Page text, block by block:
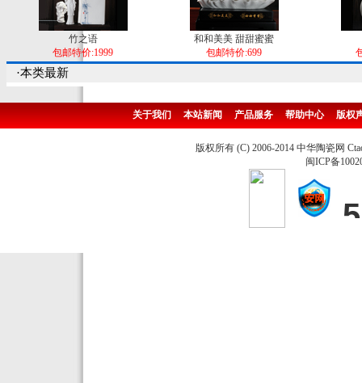
竹之语
包邮特价:1999
和和美美 甜甜蜜蜜
包邮特价:699
·本类最新
关于我们 本站新闻 产品服务 帮助中心 版权
版权所有 (C) 2006-2014 中华陶瓷网
闽ICP备